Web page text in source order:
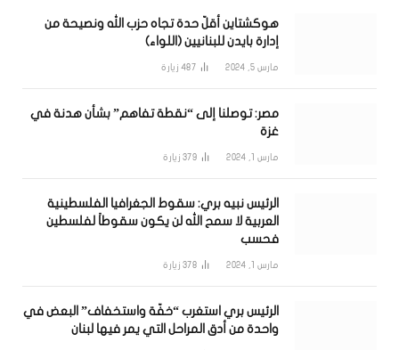
هوكشتاين أقلّ حدة تجاه حزب الله ونصيحة من
إدارة بايدن للبنانيين (اللواء)
مارس 5, 2024 487 زيارة
مصر: توصلنا إلى “نقطة تفاهم” بشأن هدنة في
غزة
مارس 1, 2024 379 زيارة
الرئيس نبيه بري: سقوط الجغرافيا الفلسطينية
العربية لا سمح الله لن يكون سقوطاً لفلسطين
فحسب
مارس 1, 2024 378 زيارة
الرئيس بري استغرب “خفّة واستخفاف” البعض في
واحدة من أدق المراحل التي يمر فيها لبنان